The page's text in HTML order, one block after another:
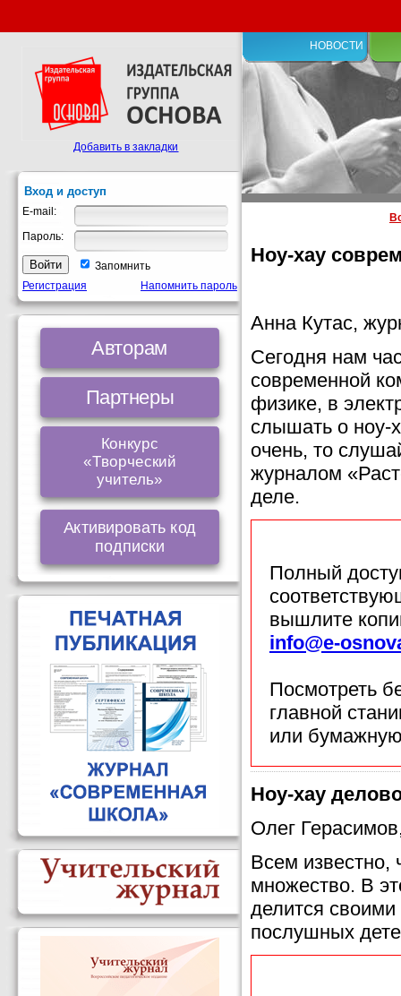
НОВОСТИ
Ноу-хау
Анна Кутас,
Сегодня нам
современной
физике, в
слышать о ноу-
очень, то
журналом
деле.
Полный
вышлите
info@e-
Посмотреть
главной
или
Ноу-хау
Олег
Всем известно,
множество. В
делится
послушных
Добавить в закладки
Вход и доступ
E-mail:
Пароль:
Запомнить
Регистрация
Напомнить пароль
Авторам
Партнеры
Конкурс
«Творческий
учитель»
Активировать код
подписки